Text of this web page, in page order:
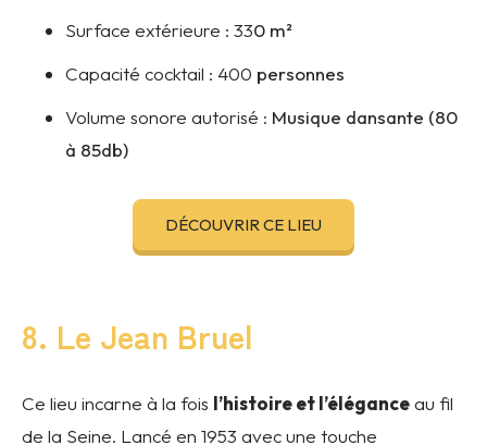
Surface extérieure : 330 m²
Capacité cocktail : 400 personnes
Volume sonore autorisé : Musique dansante (80
à 85db)
DÉCOUVRIR CE LIEU
8. Le Jean Bruel
Ce lieu incarne à la fois l’histoire et l’éléganceau fil
de la Seine. Lancé en 1953 avec une touche